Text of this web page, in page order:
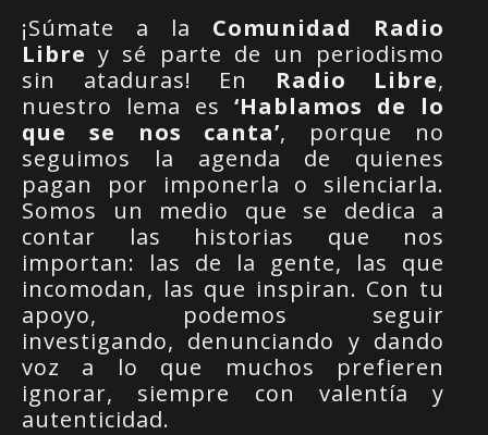
¡Súmate a la Comunidad Radio
Libre y sé parte de un periodismo
sin ataduras! En Radio Libre,
nuestro lema es ‘Hablamos de lo
que se nos canta’, porque no
seguimos la agenda de quienes
pagan por imponerla o silenciarla.
Somos un medio que se dedica a
contar las historias que nos
importan: las de la gente, las que
incomodan, las que inspiran. Con tu
apoyo, podemos seguir
investigando, denunciando y dando
voz a lo que muchos prefieren
ignorar, siempre con valentía y
autenticidad.